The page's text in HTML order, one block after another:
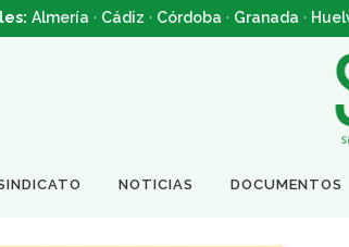
Almería · Cádiz · Córdoba · Granada ·
NOTICIAS DOCUMENTOS